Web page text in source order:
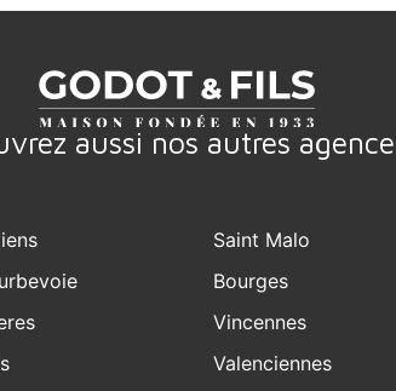
aussi nos autres
Saint Malo
Bourges
Vincennes
Valenciennes